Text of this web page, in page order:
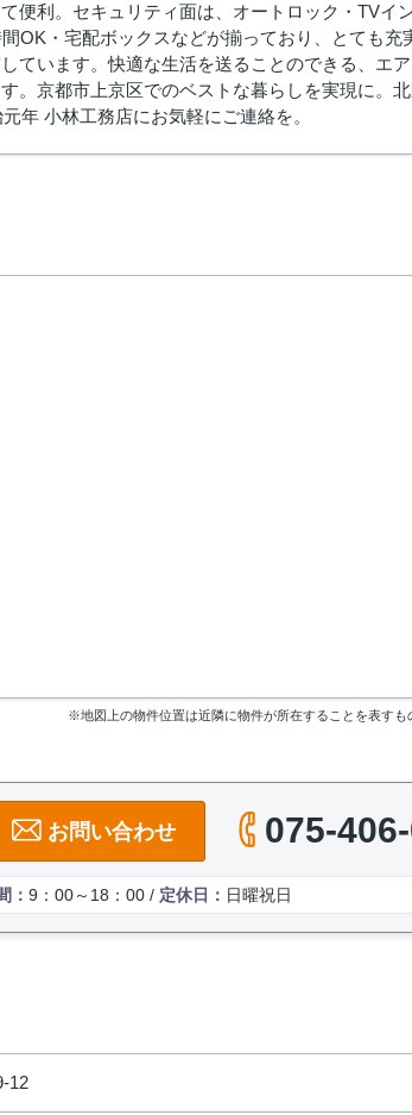
便利。セキュリティ面は、オートロック・TVイ
OK・宅配ボックスなどが揃っており、とても充
ています。快適な生活を送ることのできる、エ
。京都市上京区でのベストな暮らしを実現に。
年 小林工務店にお気軽にご連絡を。
※地図上の物件位置は近隣に物件が所在することを表すも
お問い合わせ 075-
： 9：00～18：00 / 定休日： 日曜祝日
12